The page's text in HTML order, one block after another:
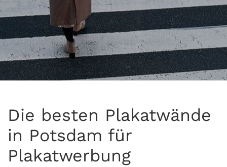
Die besten Plakatwände
in Potsdam für
Plakatwerbung